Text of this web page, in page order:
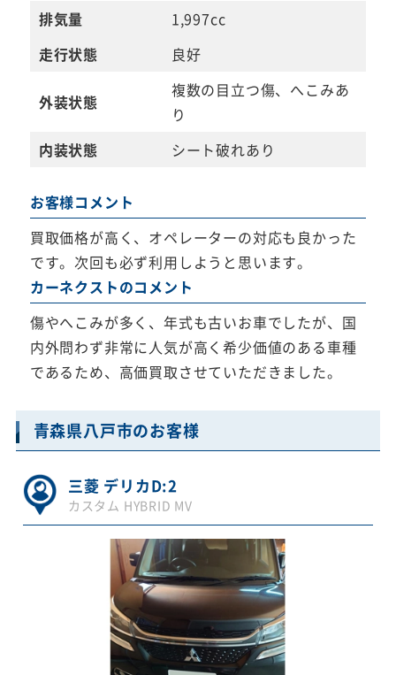
排気量
1,997cc
走行状態
良好
外装状態
複数の目立つ傷、へこみあ
り
内装状態
シート破れあり
お客様コメント
買取価格が高く、オペレーターの対応も良かった
です。次回も必ず利用しようと思います。
カーネクストのコメント
傷やへこみが多く、年式も古いお車でしたが、国
内外問わず非常に人気が高く希少価値のある車種
であるため、高価買取させていただきました。
青森県八戸市のお客様
三菱 デリカD:2
カスタム HYBRID MV